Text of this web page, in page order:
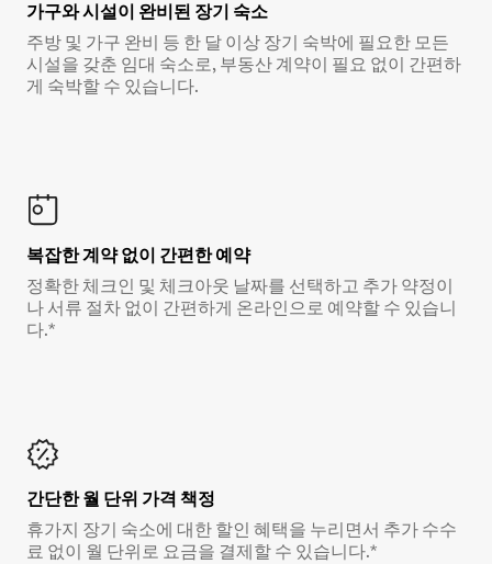
가구와 시설이 완비된 장기 숙소
주방 및 가구 완비 등 한 달 이상 장기 숙박에 필요한 모든
시설을 갖춘 임대 숙소로, 부동산 계약이 필요 없이 간편하
게 숙박할 수 있습니다.
복잡한 계약 없이 간편한 예약
정확한 체크인 및 체크아웃 날짜를 선택하고 추가 약정이
나 서류 절차 없이 간편하게 온라인으로 예약할 수 있습니
다.*
간단한 월 단위 가격 책정
휴가지 장기 숙소에 대한 할인 혜택을 누리면서 추가 수수
료 없이 월 단위로 요금을 결제할 수 있습니다.*